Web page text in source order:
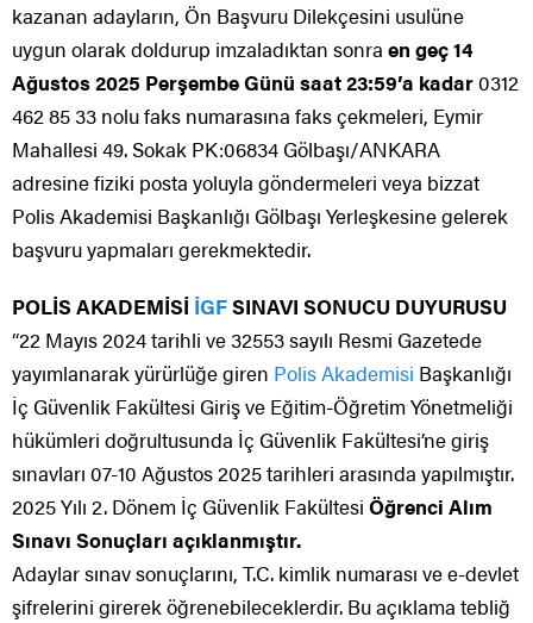
kazanan adayların, Ön Başvuru Dilekçesini usulüne
uygun olarak doldurup imzaladıktan sonra en geç 14
Ağustos 2025 Perşembe Günü saat 23:59’a kadar0312
462 85 33 nolu faks numarasına faks çekmeleri, Eymir
Mahallesi 49. Sokak PK:06834 Gölbaşı/ANKARA
adresine fiziki posta yoluyla göndermeleri veya bizzat
Polis Akademisi Başkanlığı Gölbaşı Yerleşkesine gelerek
başvuru yapmaları gerekmektedir.
POLİS AKADEMİSİ İGFSINAVI SONUCU DUYURUSU
“22 Mayıs 2024 tarihli ve 32553 sayılı Resmi Gazetede
yayımlanarak yürürlüğe giren Polis Akademisi Başkanlığı
İç Güvenlik Fakültesi Giriş ve Eğitim-Öğretim Yönetmeliği
hükümleri doğrultusunda İç Güvenlik Fakültesi’ne giriş
sınavları 07-10 Ağustos 2025 tarihleri arasında yapılmıştır.
2025 Yılı 2. Dönem İç Güvenlik Fakültesi Öğrenci Alım
Sınavı Sonuçları açıklanmıştır.
Adaylar sınav sonuçlarını, T.C. kimlik numarası ve e-devlet
şifrelerini girerek öğrenebileceklerdir. Bu açıklama tebliğ